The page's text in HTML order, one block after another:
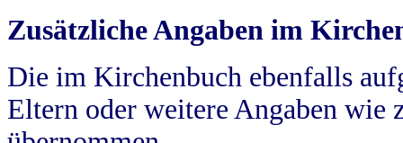
Zusätzliche Angaben im
Die im Kirchenbuch ebenfalls
Eltern oder weitere Angaben wie